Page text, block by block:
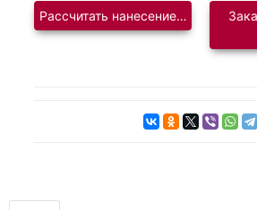
Рассчитать нанесение логотипа